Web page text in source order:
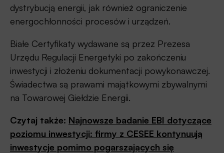
dystrybucją energii, jak również ograniczenie
energochłonności procesów i urządzeń.
Białe Certyfikaty wydawane są przez Prezesa
Urzędu Regulacji Energetyki po zakończeniu
inwestycji i złożeniu dokumentacji powykonawczej.
Świadectwa są prawami majątkowymi zbywalnymi
na Towarowej Giełdzie Energii.
Czytaj także: Najnowsze badanie EBI dotyczące
poziomu inwestycji: firmy z CESEE kontynuują
inwestycje pomimo pogarszających się